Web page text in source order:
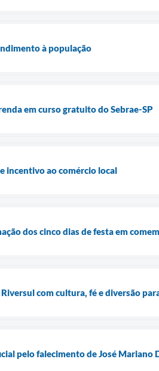
à população
em curso gratuito do Sebrae-SP
incentivo ao comércio local
dos cinco dias de festa em
com cultura, fé e diversão
pelo falecimento de José Mariano